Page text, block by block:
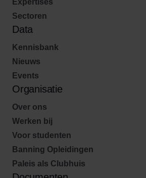
Expertises
Sectoren
Data
Kennisbank
Nieuws
Events
Organisatie
Over ons
Werken bij
Voor studenten
Banning Opleidingen
Paleis als Clubhuis